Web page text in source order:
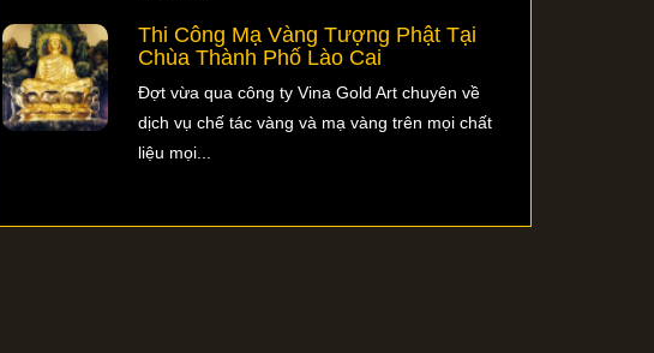
Thi Công Mạ Vàng Tượng Phật Tại
Chùa Thành Phố Lào Cai
Đợt vừa qua công ty Vina Gold Art chuyên về
dịch vụ chế tác vàng và mạ vàng trên mọi chất
liệu mọi...